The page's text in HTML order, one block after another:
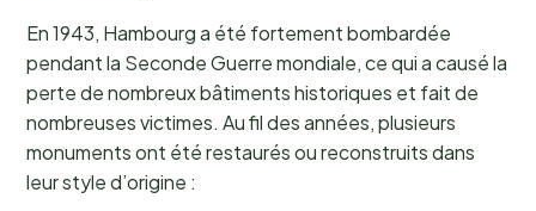
En 1943, Hambourg a été fortement bombardée
pendant la Seconde Guerre mondiale, ce qui a causé la
perte de nombreux bâtiments historiques et fait de
nombreuses victimes. Au fil des années, plusieurs
monuments ont été restaurés ou reconstruits dans
leur style d’origine :